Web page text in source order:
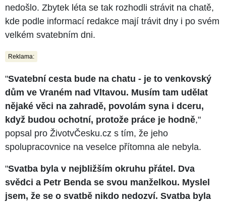
nedošlo. Zbytek léta se tak rozhodli strávit na chatě,
kde podle informací redakce mají trávit dny i po svém
velkém svatebním dni.
Reklama:
"Svatební cesta bude na chatu - je to venkovský
dům ve Vraném nad Vltavou. Musím tam udělat
nějaké věci na zahradě, povolám syna i dceru,
když budou ochotní, protože práce je hodně,"
popsal pro ŽivotvČesku.cz s tím, že jeho
spolupracovnice na veselce přítomna ale nebyla.
"Svatba byla v nejbližším okruhu přátel. Dva
svědci a Petr Benda se svou manželkou. Myslel
jsem, že se o svatbě nikdo nedozví. Svatba byla